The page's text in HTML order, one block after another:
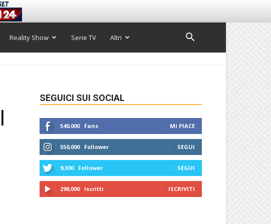
Reality Show Serie TV Altri
SEGUICI SUI SOCIAL
540,000 Fans MI PIACE
550,000 Follower SEGUI
9,300 Follower SEGUI
290,000 Iscritti ISCRIVITI